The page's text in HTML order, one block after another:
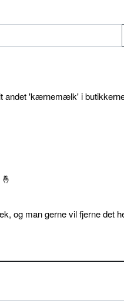
andet 'kærnemælk' i
og man gerne vil fjerne det